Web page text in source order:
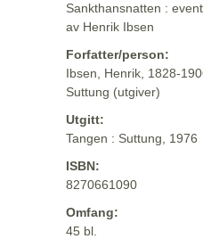
Sankthansnatten :
av Henrik Ibsen
Forfatter/person:
Ibsen, Henrik, 1828-
Suttung (utgiver)
Utgitt:
Tangen : Suttung, 1976
ISBN:
8270661090
Omfang:
45 bl.